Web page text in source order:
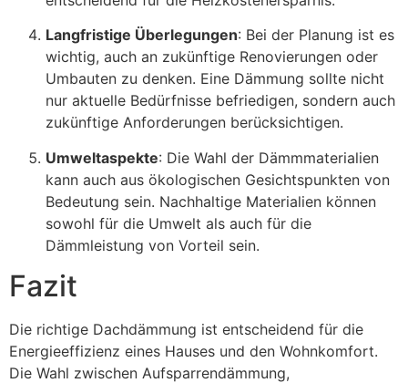
Langfristige Überlegungen: Bei der Planung ist es
wichtig, auch an zukünftige Renovierungen oder
Umbauten zu denken. Eine Dämmung sollte nicht
nur aktuelle Bedürfnisse befriedigen, sondern auch
zukünftige Anforderungen berücksichtigen.
Umweltaspekte: Die Wahl der Dämmmaterialien
kann auch aus ökologischen Gesichtspunkten von
Bedeutung sein. Nachhaltige Materialien können
sowohl für die Umwelt als auch für die
Dämmleistung von Vorteil sein.
Fazit
Die richtige Dachdämmung ist entscheidend für die
Energieeffizienz eines Hauses und den Wohnkomfort.
Die Wahl zwischen Aufsparrendämmung,